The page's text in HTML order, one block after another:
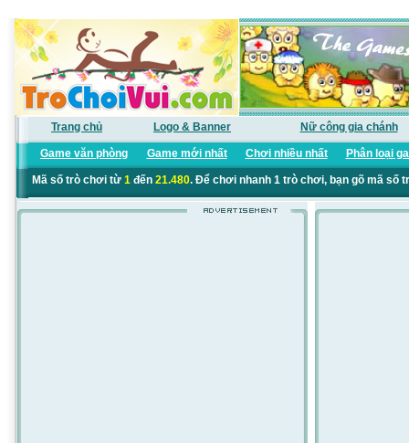
Trang chủ Logo & Banner Nữ công gia chánh
Game văn phòng Game mới nhất Chơi nhiều nhất Phân loại
Mã số trò chơi từ 1đến 21.480. Để chơi nhanh 1 trò chơi, bạn gõ mã số